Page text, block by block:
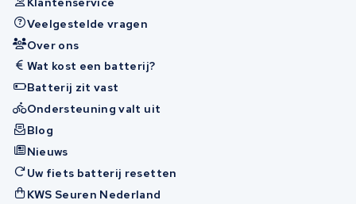
Veelgestelde vragen
Over ons
Wat kost een batterij?
Batterij zit vast
Ondersteuning valt uit
Blog
Nieuws
Uw fiets batterij resetten
KWS Seuren Nederland